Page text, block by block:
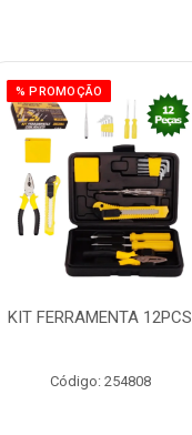
% PROMOÇÃO
KIT FERRAMENTA 12PCS
Código: 254808